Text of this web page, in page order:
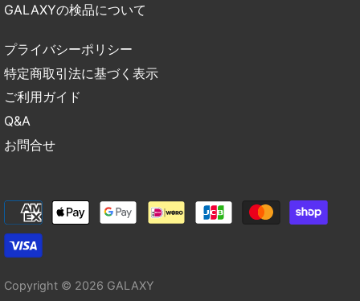
GALAXYの検品について
プライバシーポリシー
特定商取引法に基づく表示
ご利用ガイド
Q&A
お問合せ
Copyright © 2026 GALAXY